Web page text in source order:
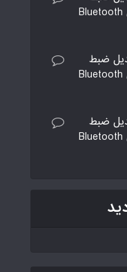
صوت قدیمی به مدل بلوتوثی Bluetooth
ضبط
صوت قدیمی به مدل بلوتوثی Bluetooth
ضبط
صوت قدیمی به مدل بلوتوثی Bluetooth